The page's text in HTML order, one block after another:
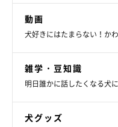
動画
犬好きにはたまらない！か
雑学・豆知識
明日誰かに話したくなる犬
犬グッズ